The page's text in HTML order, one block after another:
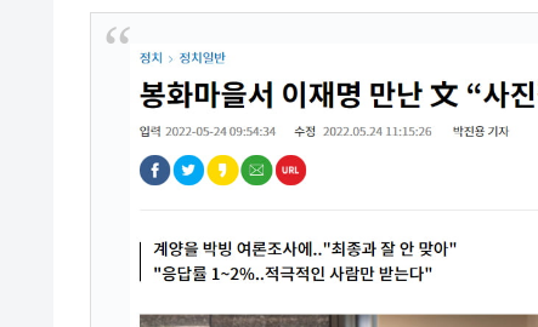
『Money1』 【米韓激突案件】韓国消費者院が『
『Money1』 韓国で猛暑。南東部では干ばつ
『Money1』 韓国型イージス搭載の次世代駆逐艦「
『Money1』
韓国政府『BYD』車への補助金を全
『Money1』
在韓米国大使スティールが着韓！⇒